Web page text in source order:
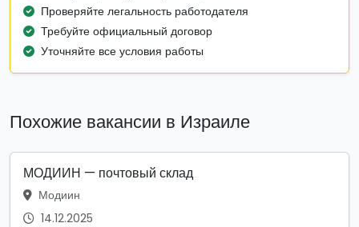
Проверяйте легальность работодателя
Требуйте официальный договор
Уточняйте все условия работы
Похожие вакансии в Израиле
МОДИИН — почтовый склад
Модиин
14.12.2025